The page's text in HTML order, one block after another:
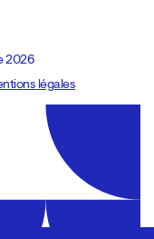
2026
légales